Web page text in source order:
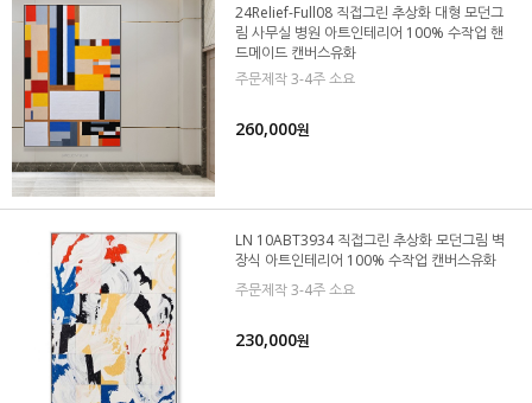
24Relief-Full08 직접그린 추상화 대형 모던그
림 사무실 병원 아트인테리어 100% 수작업 핸
드메이드 캔버스유화
주문제작 3-4주 소요
260,000원
LN 10ABT3934 직접그린 추상화 모던그림 벽
장식 아트인테리어 100% 수작업 캔버스유화
주문제작 3-4주 소요
230,000원